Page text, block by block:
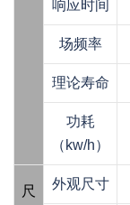
响应时间
场频率
理论寿命
功耗
（kw/h）
尺
外观尺寸